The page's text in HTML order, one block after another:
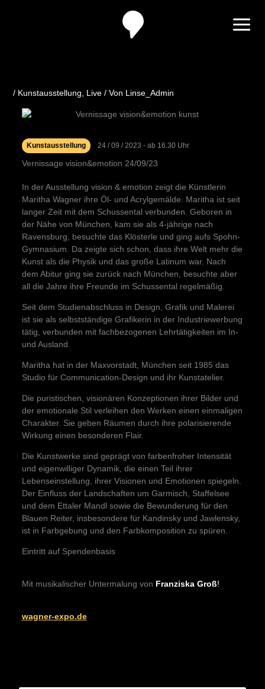
/ Kunstausstellung Live/ Von Linse_Admin
Kunstausstellung 24 / 09 / 2023 - ab 16.30 Uhr
Vernissage vision&emotion 24/09/23
In der Ausstellung vision & emotion zeigt die Künstlerin
Maritha Wagner ihre Öl- und Acrylgemälde. Maritha ist seit
langer Zeit mit dem Schussental verbunden. Geboren in
der Nähe von München, kam sie als 4-jährige nach
Ravensburg, besuchte das Klösterle und ging aufs Spohn-
Gymnasium. Da zeigte sich schon, dass ihre Welt mehr die
Kunst als die Physik und das große Latinum war. Nach
dem Abitur ging sie zurück nach München, besuchte aber
all die Jahre ihre Freunde im Schussental regelmäßig.
Seit dem Studienabschluss in Design, Grafik und Malerei
ist sie als selbstständige Grafikerin in der Industriewerbung
tätig, verbunden mit fachbezogenen Lehrtätigkeiten im In-
und Ausland.
Maritha hat in der Maxvorstadt, München seit 1985 das
Studio für Communication-Design und ihr Kunstatelier.
Die puristischen, visionären Konzeptionen ihrer Bilder und
der emotionale Stil verleihen den Werken einen einmaligen
Charakter. Sie geben Räumen durch ihre polarisierende
Wirkung einen besonderen Flair.
Die Kunstwerke sind geprägt von farbenfroher Intensität
und eigenwilliger Dynamik, die einen Teil ihrer
Lebenseinstellung, ihrer Visionen und Emotionen spiegeln.
Der Einfluss der Landschaften um Garmisch, Staffelsee
und dem Ettaler Mandl sowie die Bewunderung für den
Blauen Reiter, insbesondere für Kandinsky und Jawlensky,
ist in Farbgebung und den Farbkomposition zu spüren.
Eintritt auf Spendenbasis
Mit musikalischer Untermalung von Franziska Groß!
wagner-expo.de